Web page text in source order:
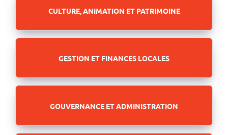
CULTURE, ANIMATION ET PATRIMOINE
GESTION ET FINANCES LOCALES
GOUVERNANCE ET ADMINISTRATION